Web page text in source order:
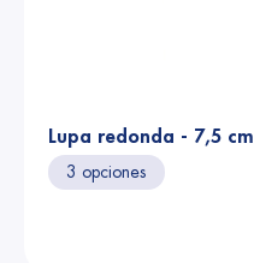
Lupa redonda - 7,5 cm
3 opciones